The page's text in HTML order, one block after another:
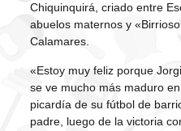
Chiquinquirá, criado entre
abuelos maternos y
Calamares.
«Estoy muy feliz porque
se ve mucho más maduro
picardía de su fútbol de
padre, luego de la victoria